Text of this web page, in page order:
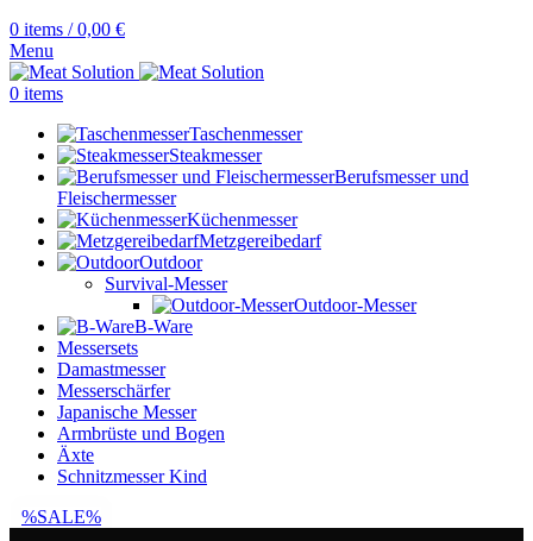
0 items / 0,00 €
Menu
0 items
Taschenmesser
Steakmesser
Berufsmesser und
Fleischermesser
Küchenmesser
Metzgereibedarf
Outdoor
Survival-Messer
Outdoor-Messer
B-Ware
Messersets
Damastmesser
Messerschärfer
Japanische Messer
Armbrüste und Bogen
Äxte
Schnitzmesser Kind
%SALE%